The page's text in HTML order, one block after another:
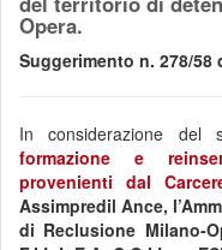
Opera.
Suggerimento n. 278/58
In considerazione del
formazione e
provenienti dal
Assimpredil Ance,
di Reclusione Milano-